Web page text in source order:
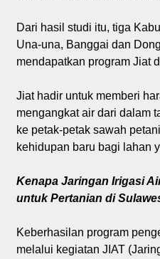
Dari hasil studi itu, tiga
Una-una, Banggai dan
mendapatkan program Jiat
Jiat hadir untuk memberi
mengangkat air dari dalam
ke petak-petak sawah
kehidupan baru bagi lahan
Kenapa Jaringan Irigasi
untuk Pertanian di
Keberhasilan program
melalui kegiatan JIAT